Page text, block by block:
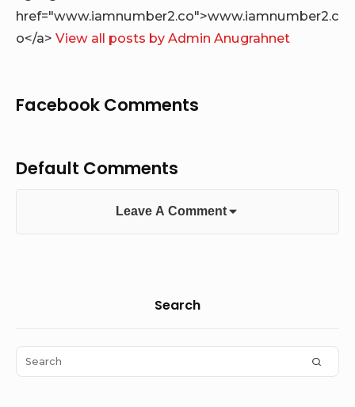
href="www.iamnumber2.co">www.iamnumber2.c
o</a> View all posts by Admin Anugrahnet
Facebook Comments
Default Comments
Leave A Comment
Area
Search
Search
for: